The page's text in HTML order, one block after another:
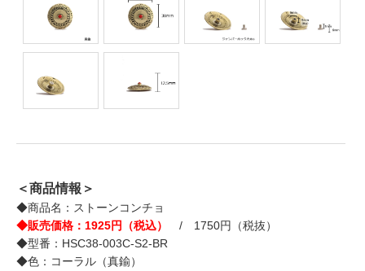
＜商品情報＞
◆商品名：ストーンコンチョ
◆販売価格：1925円（税込）
/ 1750円（税抜）
◆型番：HSC38-003C-S2-BR
◆色：コーラル（真鍮）